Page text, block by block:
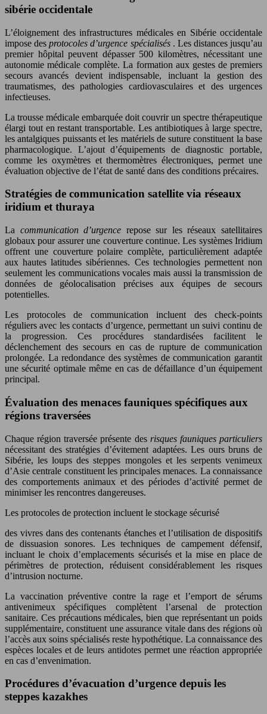
sibérie occidentale
L’éloignement des infrastructures médicales en Sibérie occidentale
impose desprotocoles d’urgence spécialisés . Les distances jusqu’au
premier hôpital peuvent dépasser 500 kilomètres, nécessitant une
autonomie médicale complète. La formation aux gestes de premiers
secours avancés devient indispensable, incluant la gestion des
traumatismes, des pathologies cardiovasculaires et des urgences
infectieuses.
La trousse médicale embarquée doit couvrir un spectre thérapeutique
élargi tout en restant transportable. Les antibiotiques à large spectre,
les antalgiques puissants et les matériels de suture constituent la base
pharmacologique. L’ajout d’équipements de diagnostic portable,
comme les oxymètres et thermomètres électroniques, permet une
évaluation objective de l’état de santé dans des conditions précaires.
Stratégies de communication satellite via réseaux
iridium et thuraya
La communication d’urgence repose sur les réseaux satellitaires
globaux pour assurer une couverture continue. Les systèmes Iridium
offrent une couverture polaire complète, particulièrement adaptée
aux hautes latitudes sibériennes. Ces technologies permettent non
seulement les communications vocales mais aussi la transmission de
données de géolocalisation précises aux équipes de secours
potentielles.
Les protocoles de communication incluent des check-points
réguliers avec les contacts d’urgence, permettant un suivi continu de
la progression. Ces procédures standardisées facilitent le
déclenchement des secours en cas de rupture de communication
prolongée. La redondance des systèmes de communication garantit
une sécurité optimale même en cas de défaillance d’un équipement
principal.
Évaluation des menaces fauniques spécifiques aux
régions traversées
Chaque région traversée présente des risques fauniques particuliers
nécessitant des stratégies d’évitement adaptées. Les ours bruns de
Sibérie, les loups des steppes mongoles et les serpents venimeux
d’Asie centrale constituent les principales menaces. La connaissance
des comportements animaux et des périodes d’activité permet de
minimiser les rencontres dangereuses.
Les protocoles de protection incluent le stockage sécurisé
des vivres dans des contenants étanches et l’utilisation de dispositifs
de dissuasion sonores. Les techniques de campement défensif,
incluant le choix d’emplacements sécurisés et la mise en place de
périmètres de protection, réduisent considérablement les risques
d’intrusion nocturne.
La vaccination préventive contre la rage et l’emport de sérums
antivenimeux spécifiques complètent l’arsenal de protection
sanitaire. Ces précautions médicales, bien que représentant un poids
supplémentaire, constituent une assurance vitale dans des régions où
l’accès aux soins spécialisés reste hypothétique. La connaissance des
espèces locales et de leurs antidotes permet une réaction appropriée
en cas d’envenimation.
Procédures d’évacuation d’urgence depuis les
steppes kazakhes